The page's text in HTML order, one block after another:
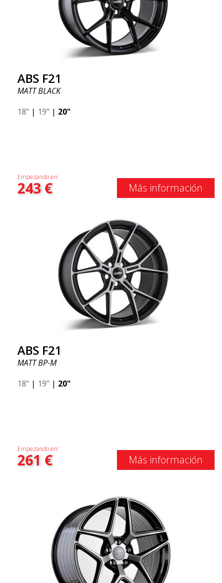
ABS F21
MATT BLACK
18" | 19" | 20"
Empezando en:
243€ Más información
ABS F21
MATT BP-M
18" | 19" | 20"
Empezando en:
261 € Más información